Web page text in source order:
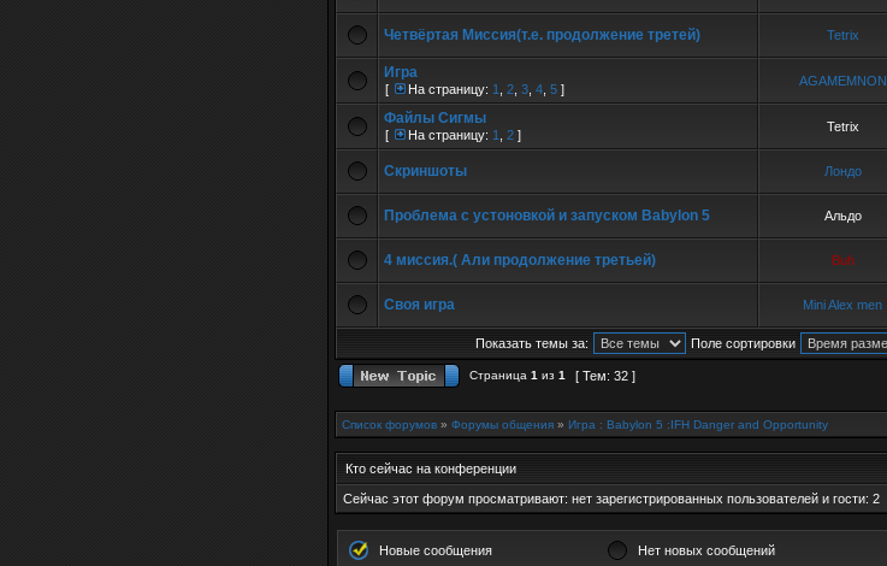
Четвёртая Миссия(т.е. продолжение третей) Tetrix
Игра
[ На страницу: 1 2 3 4 5 ]
AGAMEMNON
Файлы Сигмы
[ На страницу: 1 2 ]
Tetrix
Скриншоты Лондо
Проблема с устоновкой и запуском Babylon 5 Альдо
4 миссия.( Али продолжение третьей) Buh
Своя игра Mini Alex men
Показать темы за: Поле сортировки
Страница 1 из 1 [ Тем: 32 ]
Список форумов » Форумы общения » Игра : Babylon 5 :IFH Danger and Opportunity
Кто сейчас на конференции
Сейчас этот форум просматривают: нет зарегистрированных пользователей и гости: 2
Новые сообщения Нет новых сообщений